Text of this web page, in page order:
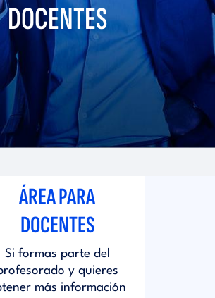
DOCENTES
ÁREA PARA
DOCENTES
Si formas parte del
y quieres
más información